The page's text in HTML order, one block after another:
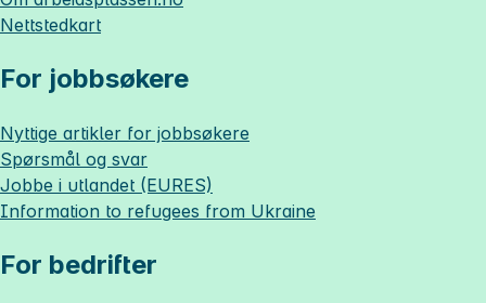
Nettstedkart
For jobbsøkere
Nyttige artikler for jobbsøkere
Spørsmål og svar
Jobbe i utlandet (EURES)
Information to refugees from Ukraine
For bedrifter